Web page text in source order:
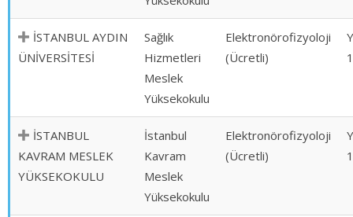
İSTANBUL AYDIN
ÜNİVERSİTESİ
Sağlık
Hizmetleri
Meslek
Yüksekokulu
Elektronörofizyoloji
(Ücretli)
1
İSTANBUL
KAVRAM MESLEK
YÜKSEKOKULU
İstanbul
Kavram
Meslek
Yüksekokulu
Elektronörofizyoloji
(Ücretli)
1